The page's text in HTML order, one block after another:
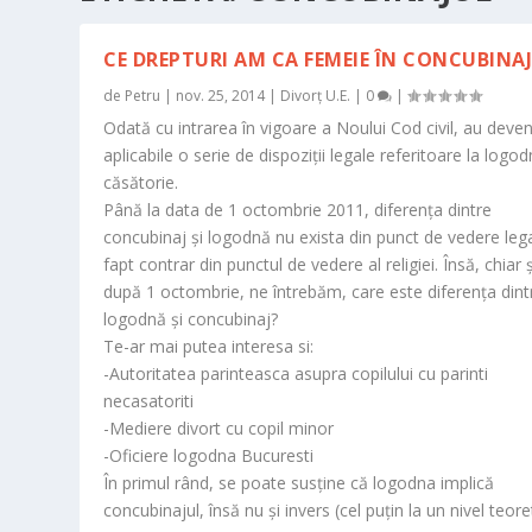
CE DREPTURI AM CA FEMEIE ÎN
de Petru | nov. 25, 2014| Divorț U.E. | 0 |
Odată cu intrarea în vigoare a Noului Cod civil, au
aplicabile o serie de dispoziții legale referitoare la
căsătorie.
Până la data de 1 octombrie 2011, diferența dintre
concubinaj și logodnă nu exista din punct de vedere
fapt contrar din punctul de vedere al religiei. Însă, chiar
după 1 octombrie, ne întrebăm, care este diferența
logodnă și concubinaj?
Te-ar mai putea interesa si:
-Autoritatea parinteasca asupra copilului cu parinti
necasatoriti
-Mediere divort cu copil minor
-Oficiere logodna Bucuresti
În primul rând, se poate susține că logodna implică
concubinajul, însă nu și invers (cel puțin la un nivel